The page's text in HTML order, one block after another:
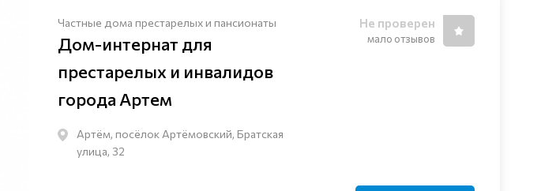
Частные дома престарелых и пансионаты
Дом-интернат для
престарелых и инвалидов
города Артем
Артём, посёлок Артёмовский, Братская
улица, 32
Не проверен
мало отзывов